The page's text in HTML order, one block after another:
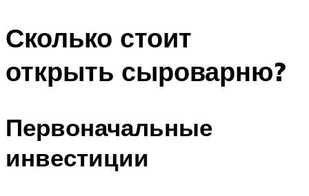
Сколько стоит
открыть сыроварню?
Первоначальные
инвестиции